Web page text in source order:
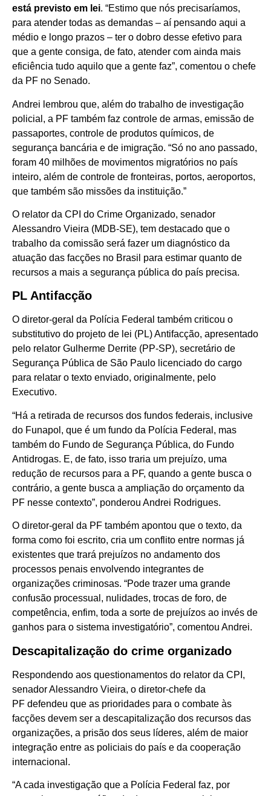
está previsto em lei. “Estimo que nós precisaríamos,
para atender todas as demandas – aí pensando aqui a
médio e longo prazos – ter o dobro desse efetivo para
que a gente consiga, de fato, atender com ainda mais
eficiência tudo aquilo que a gente faz”, comentou o chefe
da PF no Senado.
Andrei lembrou que, além do trabalho de investigação
policial, a PF também faz controle de armas, emissão de
passaportes, controle de produtos químicos, de
segurança bancária e de imigração. “Só no ano passado,
foram 40 milhões de movimentos migratórios no país
inteiro, além de controle de fronteiras, portos, aeroportos,
que também são missões da instituição.”
O relator da CPI do Crime Organizado, senador
Alessandro Vieira (MDB-SE), tem destacado que o
trabalho da comissão será fazer um diagnóstico da
atuação das facções no Brasil para estimar quanto de
recursos a mais a segurança pública do país precisa.
PL Antifacção
O diretor-geral da Polícia Federal também criticou o
substitutivo do projeto de lei (PL) Antifacção, apresentado
pelo relator Gulherme Derrite (PP-SP), secretário de
Segurança Pública de São Paulo licenciado do cargo
para relatar o texto enviado, originalmente, pelo
Executivo.
“Há a retirada de recursos dos fundos federais, inclusive
do Funapol, que é um fundo da Polícia Federal, mas
também do Fundo de Segurança Pública, do Fundo
Antidrogas. E, de fato, isso traria um prejuízo, uma
redução de recursos para a PF, quando a gente busca o
contrário, a gente busca a ampliação do orçamento da
PF nesse contexto”, ponderou Andrei Rodrigues.
O diretor-geral da PF também apontou que o texto, da
forma como foi escrito, cria um conflito entre normas já
existentes que trará prejuízos no andamento dos
processos penais envolvendo integrantes de
organizações criminosas. “Pode trazer uma grande
confusão processual, nulidades, trocas de foro, de
competência, enfim, toda a sorte de prejuízos ao invés de
ganhos para o sistema investigatório”, comentou Andrei.
Descapitalização do crime organizado
Respondendo aos questionamentos do relator da CPI,
senador Alessandro Vieira, o diretor-chefe da
PF defendeu que as prioridades para o combate às
facções devem ser a descapitalização dos recursos das
organizações, a prisão dos seus líderes, além de maior
integração entre as policiais do país e da cooperação
internacional.
“A cada investigação que a Polícia Federal faz, por